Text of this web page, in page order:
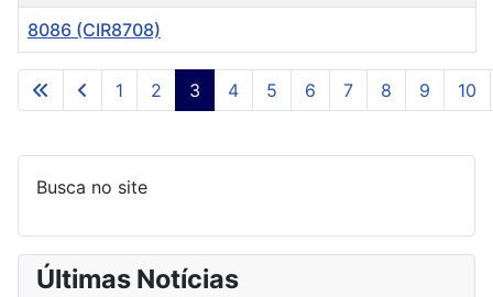
Artigos
8086 (CIR8708)
Página 3 de 253
1 2 3 4 5 6 7 8 9 10
Busca no site
Últimas Notícias